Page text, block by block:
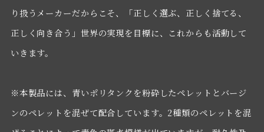
り扱うメーカーだからこそ、「正しく選ぶ、正しく捨てる、
正しく向き合う」世界の実現を目標に、これからも活動して
いきます。
※本製品には、青いポリタンクを粉砕したペレットとバージ
ンのペレットを混ぜて配合しています。2種類のペレットを混